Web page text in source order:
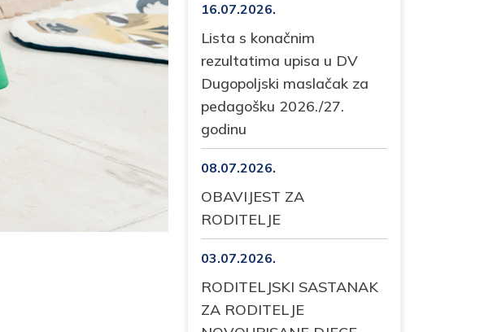
16.07.2026.
Lista s konačnim
rezultatima upisa u DV
Dugopoljski maslačak za
pedagošku 2026./27.
godinu
08.07.2026.
OBAVIJEST ZA
RODITELJE
03.07.2026.
RODITELJSKI SASTANAK
ZA RODITELJE